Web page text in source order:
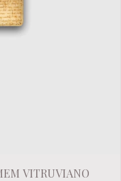
VITRUVIANO